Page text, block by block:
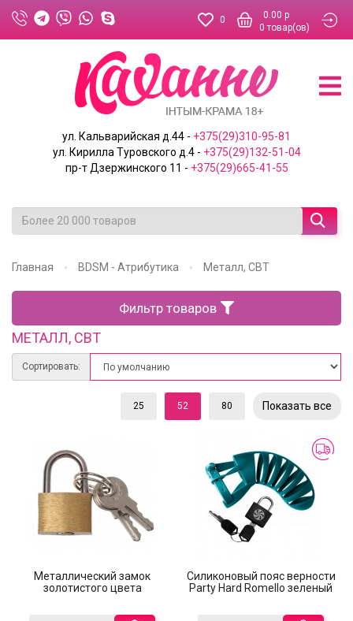
0
0.00 р
0 товар(ов)
ул. Кальварийская д.44 - +375(29)310-95-81
ул. Кирилла Туровского д.4 - +375(29)132-51-04
пр-т Дзержинского 11 - +375(29)665-41-55
Главная BDSM - Атрибутика Металл, CBT
Фильтр товаров
МЕТАЛЛ, CBT
Сортировать:
25 52 80 Показать все
Металлический замок
золотистого цвета
Силиконовый пояс верности
Party Hard Romello зеленый